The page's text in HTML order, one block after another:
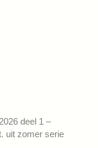
deel 1 –
uit zomer serie